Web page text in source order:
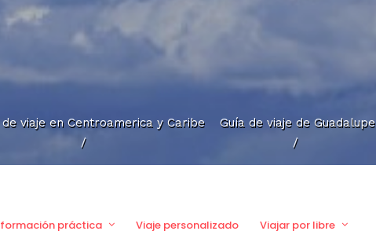
de viaje en Centroamerica y Caribe
/
Guía de viaje de Guadalupe
/
práctica Viaje personalizado Viajar por libre